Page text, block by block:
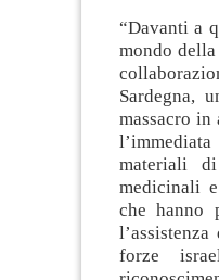
“Davanti a
mondo
Sardegna,
massacro in
materiali
medicinali
che hanno
forze